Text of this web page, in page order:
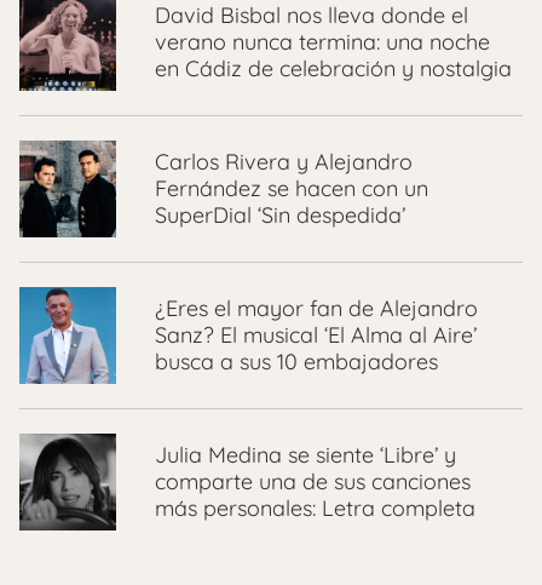
David Bisbal nos lleva donde el
verano nunca termina: una noche
en Cádiz de celebración y nostalgia
Carlos Rivera y Alejandro
Fernández se hacen con un
SuperDial ‘Sin despedida’
¿Eres el mayor fan de Alejandro
Sanz? El musical ‘El Alma al Aire’
busca a sus 10 embajadores
Julia Medina se siente ‘Libre’ y
comparte una de sus canciones
más personales: Letra completa